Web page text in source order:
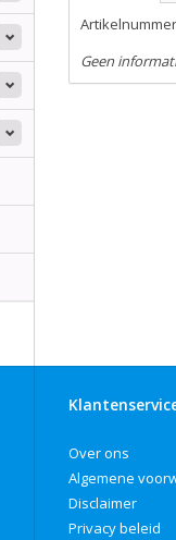
Geen
Over ons
Algemene
Disclaimer
Privacy beleid